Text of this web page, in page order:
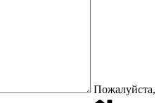
Пожалуйста,